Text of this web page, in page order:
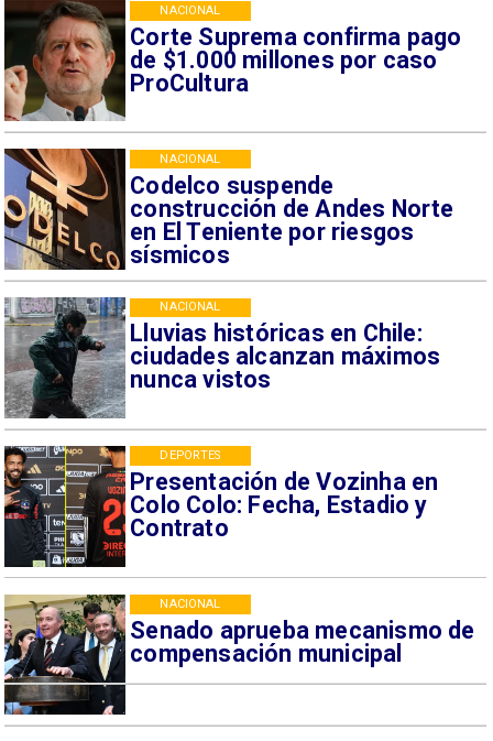
Corte Suprema confirma pago
de $1.000 millones por caso
ProCultura
NACIONAL
Codelco suspende
construcción de Andes Norte
en El Teniente por riesgos
sísmicos
NACIONAL
Lluvias históricas en Chile:
ciudades alcanzan máximos
nunca vistos
NACIONAL
Presentación de Vozinha en
Colo Colo: Fecha, Estadio y
Contrato
DEPORTES
Senado aprueba mecanismo de
compensación municipal
NACIONAL